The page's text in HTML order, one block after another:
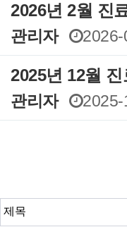
2026년 2월 진
관리자
2026-
2025년 12월
관리자
2025-